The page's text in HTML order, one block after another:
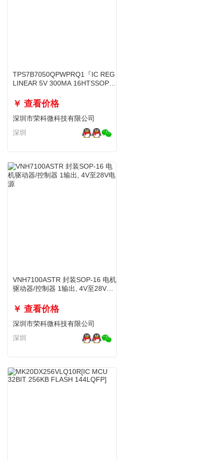
TPS7B7050QPWPRQ1『IC REG
LINEAR 5V 300MA 16HTSSOP』
￥ 查看价格
深圳市荣科微科技有限公司
深圳
VNH7100ASTR 封装SOP-16 电机
驱动器/控制器 1输出, 4V至28V电
￥ 查看价格
深圳市荣科微科技有限公司
深圳